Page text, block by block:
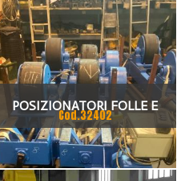
POSIZIONATORI FOLLE E
MOTORIZZATO
Cod.32402